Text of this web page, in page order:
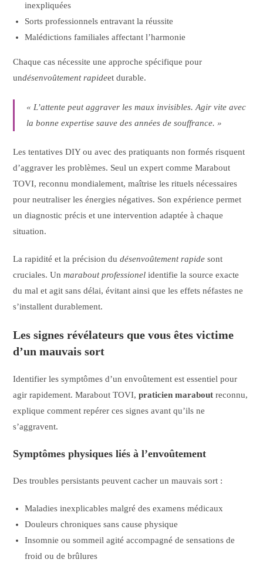
inexpliquées
Sorts professionnels entravant la réussite
Malédictions familiales affectant l’harmonie
Chaque cas nécessite une approche spécifique pour
undésenvoûtement rapideet durable.
« L’attente peut aggraver les maux invisibles. Agir vite avec
la bonne expertise sauve des années de souffrance. »
Les tentatives DIY ou avec des pratiquants non formés risquent
d’aggraver les problèmes. Seul un expert comme Marabout
TOVI, reconnu mondialement, maîtrise les rituels nécessaires
pour neutraliser les énergies négatives. Son expérience permet
un diagnostic précis et une intervention adaptée à chaque
situation.
La rapidité et la précision dudésenvoûtement rapide sont
cruciales. Unmarabout professionel identifie la source exacte
du mal et agit sans délai, évitant ainsi que les effets néfastes ne
s’installent durablement.
Les signes révélateurs que vous êtes victime
d’un mauvais sort
Identifier les symptômes d’un envoûtement est essentiel pour
agir rapidement. Marabout TOVI,praticien marabout reconnu,
explique comment repérer ces signes avant qu’ils ne
s’aggravent.
Symptômes physiques liés à l’envoûtement
Des troubles persistants peuvent cacher un mauvais sort :
Maladies inexplicables malgré des examens médicaux
Douleurs chroniques sans cause physique
Insomnie ou sommeil agité accompagné de sensations de
froid ou de brûlures